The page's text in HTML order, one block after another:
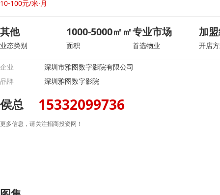
10-100元/米·月
其他
业态类别
1000-5000㎡㎡
面积
专业市场
首选物业
加
开店
企业
深圳市雅图数字影院有限公司
品牌
深圳雅图数字影院
侯总 15332099736
更多信息，请关注招商投资网！